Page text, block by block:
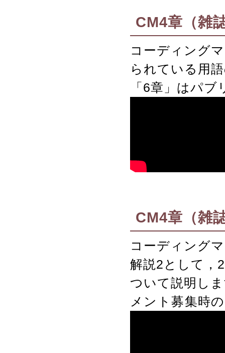
CM4章（雑
コーディング
られている用
「6章」はパ
CM4章（雑
コーディング
解説2として，
ついて説明し
メント募集時